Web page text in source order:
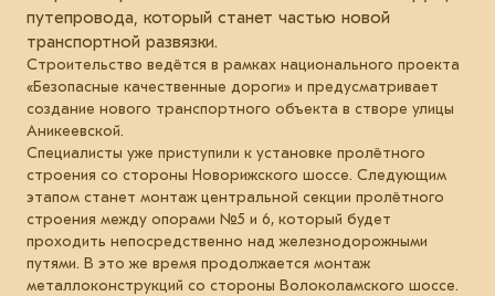
путепровода, который станет частью новой
транспортной развязки.
Строительство ведётся в рамках национального проекта
«Безопасные качественные дороги» и предусматривает
создание нового транспортного объекта в створе улицы
Аникеевской.
Специалисты уже приступили к установке пролётного
строения со стороны Новорижского шоссе. Следующим
этапом станет монтаж центральной секции пролётного
строения между опорами №5 и 6, который будет
проходить непосредственно над железнодорожными
путями. В это же время продолжается монтаж
металлоконструкций со стороны Волоколамского шоссе.